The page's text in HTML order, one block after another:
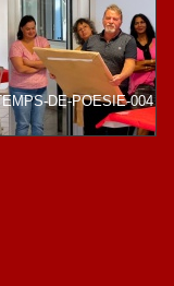
DE-POESIE-004